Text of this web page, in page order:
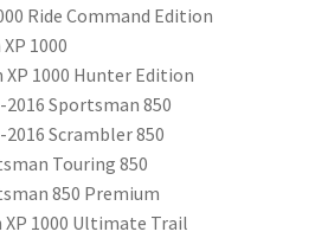
Ride Command Edition
1000
XP 1000 Hunter Edition
2016 Sportsman 850
2016 Scrambler 850
Touring 850
850 Premium
1000 Ultimate Trail